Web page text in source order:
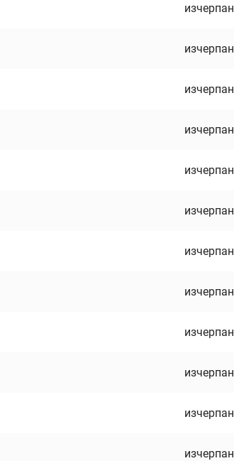
изчерпан
изчерпан
изчерпан
изчерпан
изчерпан
изчерпан
изчерпан
изчерпан
изчерпан
изчерпан
изчерпан
изчерпан